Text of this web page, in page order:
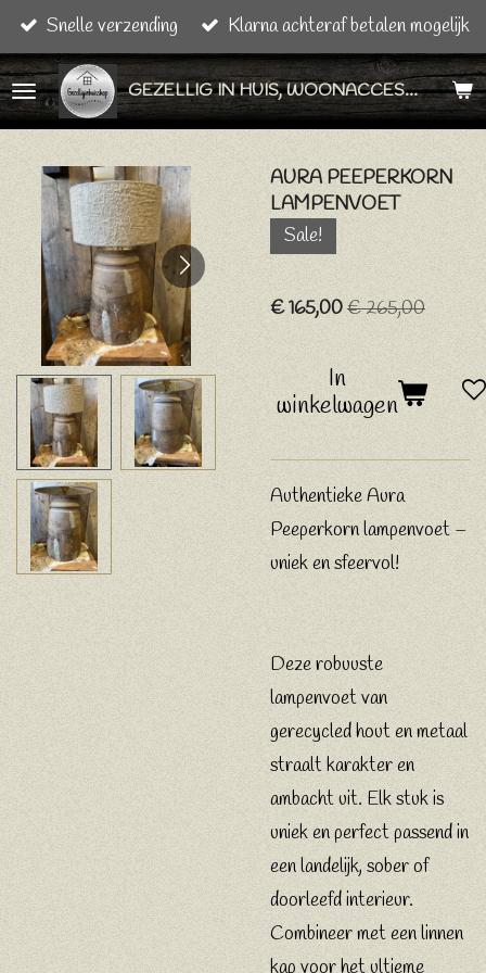
Ga
direct
naar
de
hoofdinhoud
GEZELLIG IN HUIS, WOONACCESSOIRES & CADEAU ARTIKELEN
Snelle verzending Klarna achteraf betalen mogelijk
AURA PEEPERKORN
LAMPENVOET
Sale!
€ 165,00€ 265,00
In
winkelwagen
Authentieke Aura
Peeperkorn lampenvoet –
uniek en sfeervol!
Deze robuuste
lampenvoet van
gerecycled hout en metaal
straalt karakter en
ambacht uit. Elk stuk is
uniek en perfect passend in
een landelijk, sober of
doorleefd interieur.
Combineer met een linnen
kap voor het ultieme